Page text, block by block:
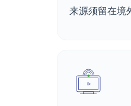
来源须留在境